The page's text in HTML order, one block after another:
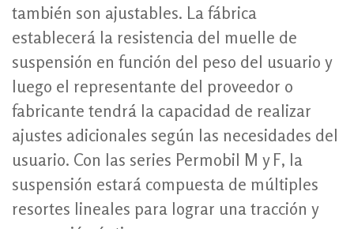
también son ajustables. La fábrica
establecerá la resistencia del muelle de
suspensión en función del peso del usuario y
luego el representante del proveedor o
fabricante tendrá la capacidad de realizar
ajustes adicionales según las necesidades del
usuario. Con las series Permobil M y F, la
suspensión estará compuesta de múltiples
resortes lineales para lograr una tracción y